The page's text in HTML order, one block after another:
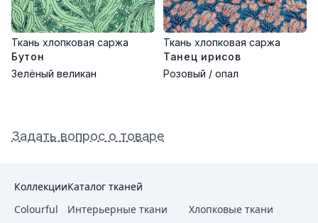
Ткань хлопковая саржа
Бутон
Зелёный великан
Ткань хлопковая саржа
Танец ирисов
Розовый / опал
Задать вопрос о товаре
Коллекции
Colourful
Каталог тканей
Интерьерные ткани
Хлопковые ткани